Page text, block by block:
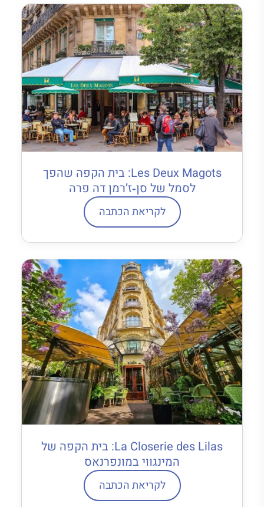
Les Deux Magots: בית הקפה שהפך
לסמל של סן‐ז’רמן דה פרה
לקריאת הכתבה
La Closerie des Lilas: בית הקפה של
המינגווי במונפרנאס
לקריאת הכתבה